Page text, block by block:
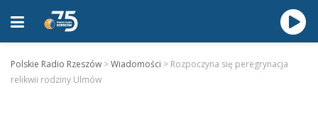
Polskie Radio Rzeszów >Wiadomości > Rozpoczyna się peregrynacja
relikwii rodziny Ulmów